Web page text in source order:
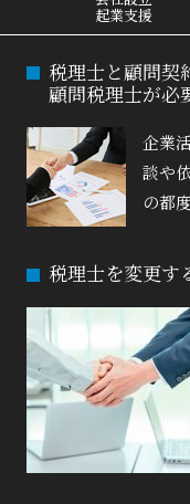
起業支援
税理士と顧問契
顧問税理士が必
企業
談や
の都
税理士を変更す